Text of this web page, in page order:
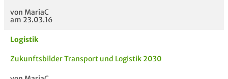
von MariaC
am 23.03.16
Logistik
Zukunftsbilder Transport und Logistik 2030